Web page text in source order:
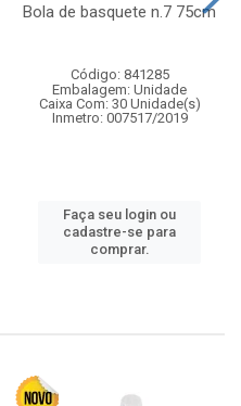
Bola de basquete n.7 75cm
Código: 841285
Embalagem: Unidade
Caixa Com: 30 Unidade(s)
Inmetro: 007517/2019
Faça seu login ou
cadastre-se para
comprar.